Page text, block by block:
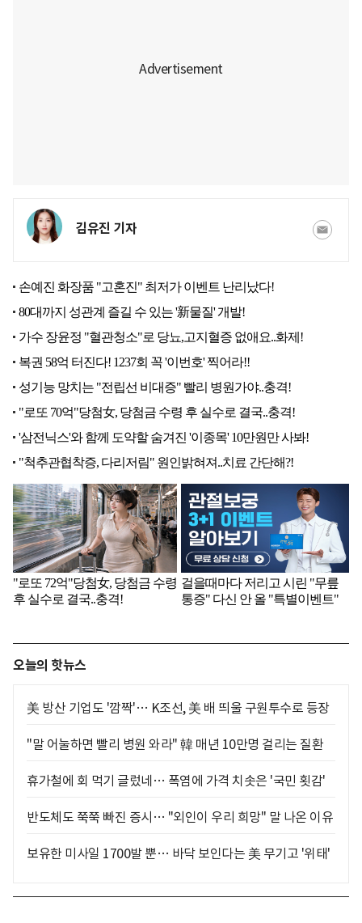
김유진 기자
오늘의 핫뉴스
美 방산 기업도 '깜짝'… K조선, 美 배 띄울 구원투수로 등장
"말 어눌하면 빨리 병원 와라" 韓 매년 10만명 걸리는 질환
휴가철에 회 먹기 글렀네… 폭염에 가격 치솟은 '국민 횟감'
반도체도 쭉쭉 빠진 증시… "외인이 우리 희망" 말 나온 이유
보유한 미사일 1700발 뿐… 바닥 보인다는 美 무기고 '위태'